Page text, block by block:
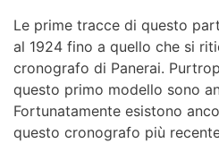
Le prime tracce di questo
al 1924 fino a quello che si
cronografo di Panerai.
questo primo modello sono
Fortunatamente esistono
questo cronografo più